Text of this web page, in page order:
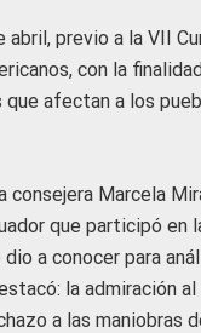
previo a la VII
con la
afectan a los
Marcela
que participó en
a conocer para
la admiración al
a las maniobras